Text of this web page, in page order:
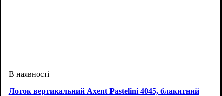
Лоток вертикальний Axent Pastelini 4045, блакитний